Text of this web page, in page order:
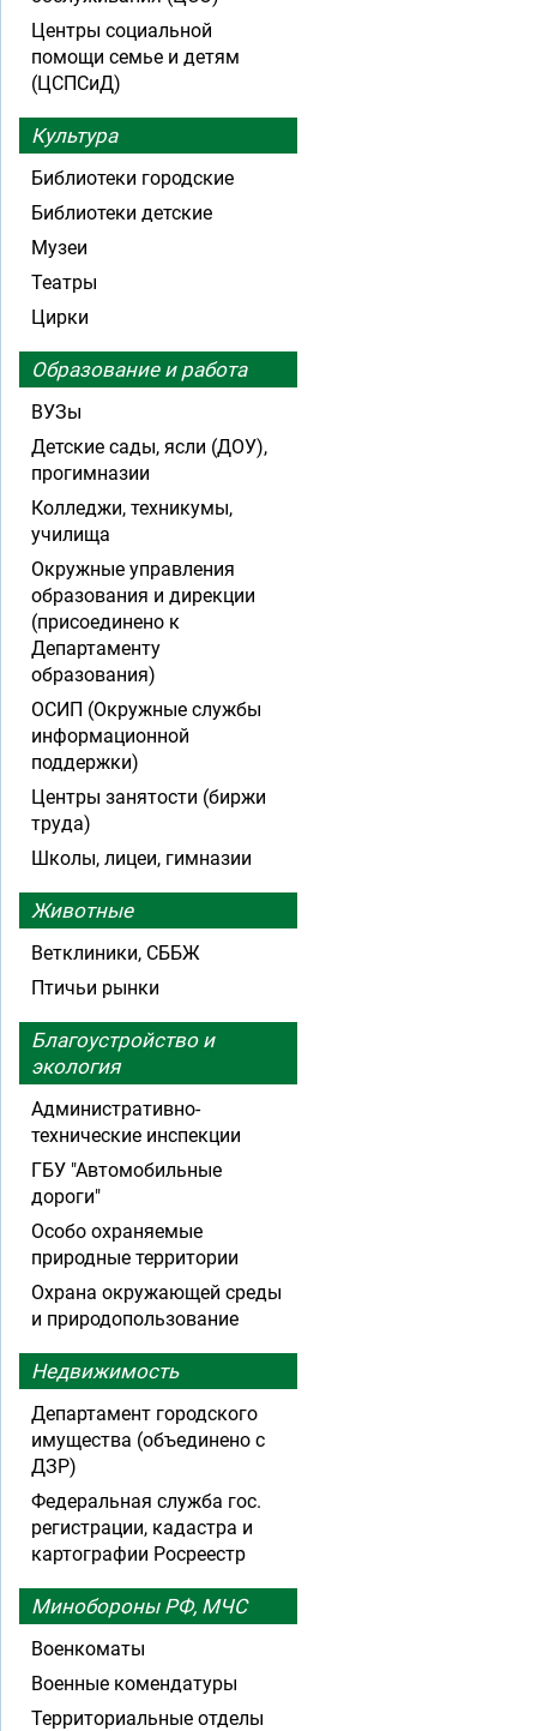
Центры социальной
помощи семье и детям
(ЦСПСиД)
Культура
Библиотеки городские
Библиотеки детские
Музеи
Театры
Цирки
Образование и работа
ВУЗы
Детские сады, ясли (ДОУ),
прогимназии
Колледжи, техникумы,
училища
Окружные управления
образования и дирекции
(присоединено к
Департаменту
образования)
ОСИП (Окружные службы
информационной
поддержки)
Центры занятости (биржи
труда)
Школы, лицеи, гимназии
Животные
Ветклиники, СББЖ
Птичьи рынки
Благоустройство и
экология
Административно-
технические инспекции
ГБУ "Автомобильные
дороги"
Особо охраняемые
природные территории
Охрана окружающей среды
и природопользование
Недвижимость
Департамент городского
имущества (объединено с
ДЗР)
Федеральная служба гос.
регистрации, кадастра и
картографии Росреестр
Минобороны РФ, МЧС
Военкоматы
Военные комендатуры
Территориальные отделы